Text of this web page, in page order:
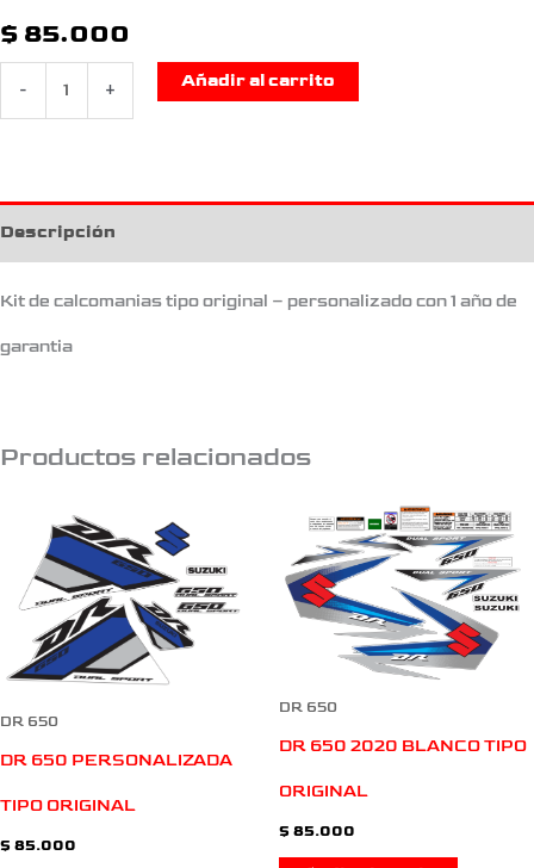
$ 85.000
- +
Añadir al carrito
Descripción
Kit de calcomanias tipo original – personalizado con 1 año de
garantia
Productos relacionados
DR 650
DR 650 PERSONALIZADA
TIPO ORIGINAL
$ 85.000
DR 650
DR 650 2020 BLANCO TIPO
ORIGINAL
$ 85.000